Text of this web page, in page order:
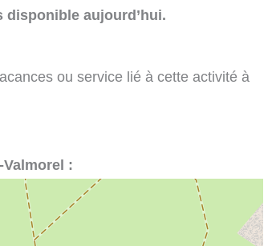
disponible aujourd’hui.
ou service lié à cette activité à
: